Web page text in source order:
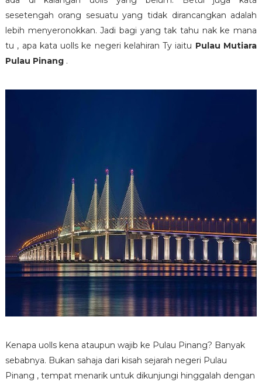
sesetengah orang sesuatu yang tidak dirancangkan adalah
lebih menyeronokkan. Jadi bagi yang tak tahu nak ke mana
tu , apa kata uolls ke negeri kelahiran Ty iaitu Pulau Mutiara
Pulau Pinang.
Kenapa uolls kena ataupun wajib ke Pulau Pinang? Banyak
sebabnya. Bukan sahaja dari kisah sejarah negeri Pulau
Pinang , tempat menarik untuk dikunjungi hinggalah dengan